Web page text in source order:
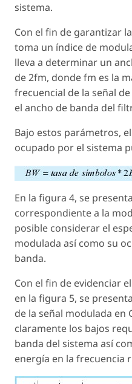
sistema.
Con el fin de garantizar
toma un índice de
lleva a determinar un
de 2fm, donde fm es la
frecuencial de la señal
el ancho de banda del
Bajo estos parámetros,
ocupado por el sistema
En la figura 4, se
correspondiente a la
posible considerar el
modulada así como su
banda.
Con el fin de evidenciar
en la figura 5, se
de la señal modulada en
claramente los bajos
banda del sistema así
energía en la frecuencia